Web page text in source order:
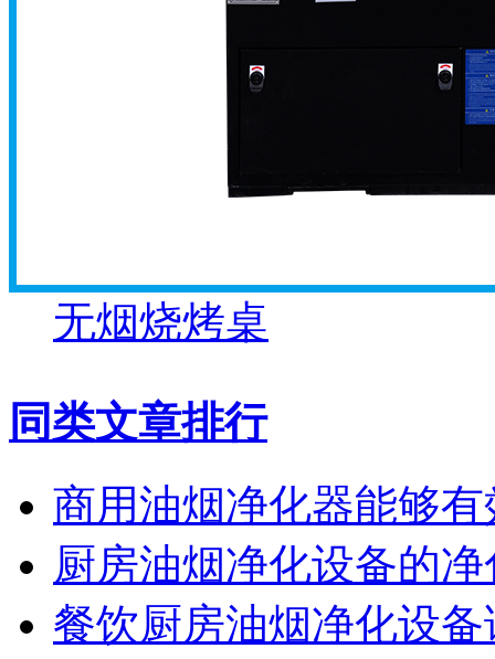
无烟烧烤桌
同类文章排行
商用油烟净化器能够
厨房油烟净化设备的
餐饮厨房油烟净化设